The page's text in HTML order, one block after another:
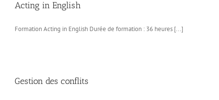
Acting in English
Formation Acting in English Durée de formation : 36 heures [...]
Gestion des conflits